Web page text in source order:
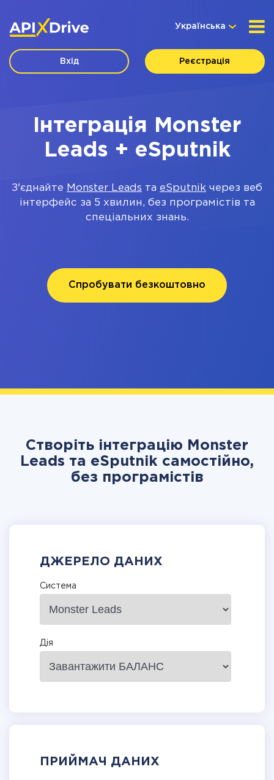
Українська
Вхід Реєстрація
Інтеграція Monster
Leads + eSputnik
З'єднайте Monster Leads та eSputnik через веб
інтерфейс за 5 хвилин, без програмістів та
спеціальних знань.
Спробувати безкоштовно
Створіть інтеграцію Monster
Leads та eSputnik самостійно,
без програмістів
ДЖЕРЕЛО ДАНИХ
Система
Дія
ПРИЙМАЧ ДАНИХ